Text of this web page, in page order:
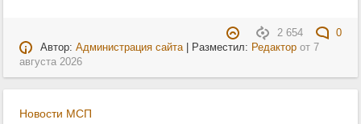
2 654
0
Автор: Администрация сайта| Разместил: Редакторот 7
августа 2026
Новости МСП